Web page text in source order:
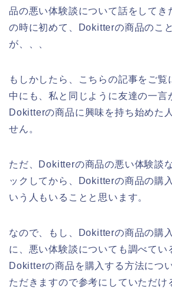
品の悪い体験談について話をしてき
の時に初めて、Dokitterの商品のこ
が、、、
もしかしたら、こちらの記事をご覧
中にも、私と同じように友達の一言
Dokitterの商品に興味を持ち始めた
せん。
ただ、Dokitterの商品の悪い体験談
ックしてから、Dokitterの商品の購
いう人もいることと思います。
なので、もし、Dokitterの商品の購
に、悪い体験談についても調べてい
Dokitterの商品を購入する方法につ
ただきますので参考にしていただけ